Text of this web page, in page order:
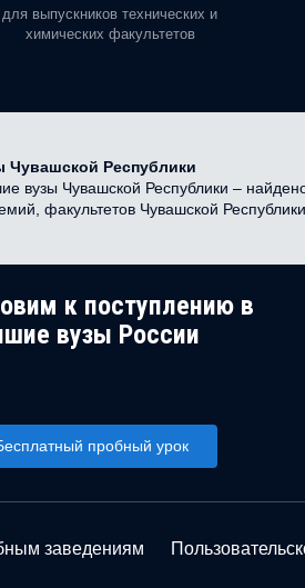
для выпускников технических и
химических факультетов
Чувашской Республики
вузы Чувашской Республики –
факультетов Чувашской
к поступлению в
вузы России
пробный урок
заведениям